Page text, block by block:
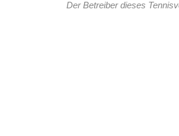
Der Betreiber dieses